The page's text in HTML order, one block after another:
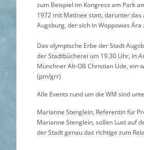
zum Beispiel im Kongress am Park
1972 mit Matinee statt, darunter das
Augsburg, der sich in Woppowas
Das olympische Erbe der Stadt
der Stadtbücherei um 19.30 Uhr, in
Münchner Alt-OB Christian Ude, ein
(pm/grr)
Alle Events rund um die WM sind
Marianne Stenglein, Referentin für
Marianne Stenglein, sollen Lust auf
der Stadt genau das richtige zum